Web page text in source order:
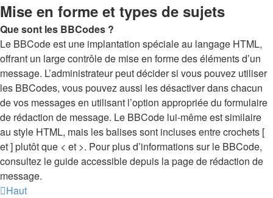
Mise en forme et types de sujets
Que sont les BBCodes ?
Le BBCode est une implantation spéciale au langage HTML,
offrant un large contrôle de mise en forme des éléments d’un
message. L’administrateur peut décider si vous pouvez utiliser
les BBCodes, vous pouvez aussi les désactiver dans chacun
de vos messages en utilisant l’option appropriée du formulaire
de rédaction de message. Le BBCode lui-même est similaire
au style HTML, mais les balises sont incluses entre crochets [
et ] plutôt que < et >. Pour plus d’informations sur le BBCode,
consultez le guide accessible depuis la page de rédaction de
message.
Haut